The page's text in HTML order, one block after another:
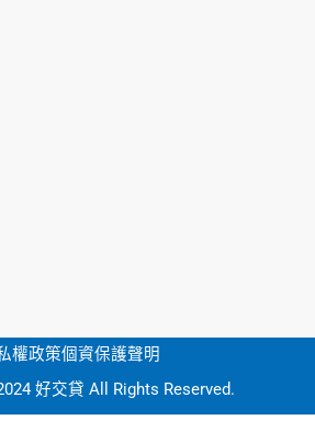
權政策個資保護聲明
好交貸 All Rights Reserved.